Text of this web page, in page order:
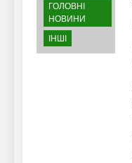
ГОЛОВНІ
НОВИНИ
ІНШІ